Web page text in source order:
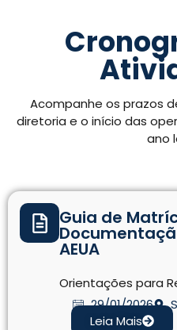
Acompanhe os prazos
diretoria e o início das
ano
Guia de
AEUA
Orientações para
29/01/2026
Leia Mais